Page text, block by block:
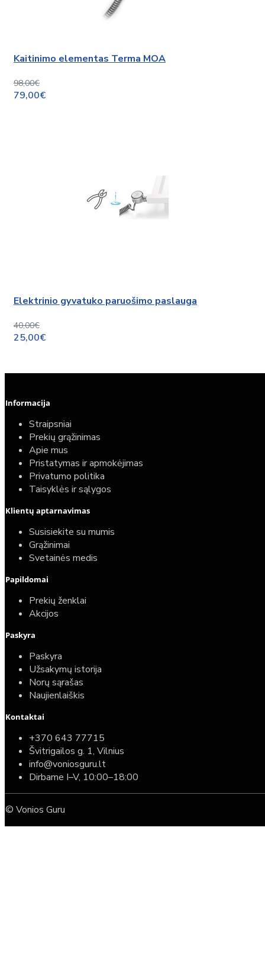
Kaitinimo elementas Terma MOA
98,00€
79,00€
Elektrinio gyvatuko paruošimo paslauga
40,00€
25,00€
Komplektas: Tece potinkinis WC rėmas su baltu
lėtaeigiu dangčiu
587,00€
389,00€
Informacija
Straipsniai
Prekių grąžinimas
Apie mus
Pristatymas ir apmokėjimas
Privatumo politika
Taisyklės ir sąlygos
Klientų aptarnavimas
Susisiekite su mumis
Grąžinimai
Svetainės medis
Papildomai
Prekių ženklai
Akcijos
Paskyra
Paskyra
Užsakymų istorija
Norų sąrašas
Naujienlaiškis
Kontaktai
+370 643 77715
Švitrigailos g. 1, Vilnius
info@voniosguru.lt
Dirbame I–V, 10:00–18:00
© Vonios Guru